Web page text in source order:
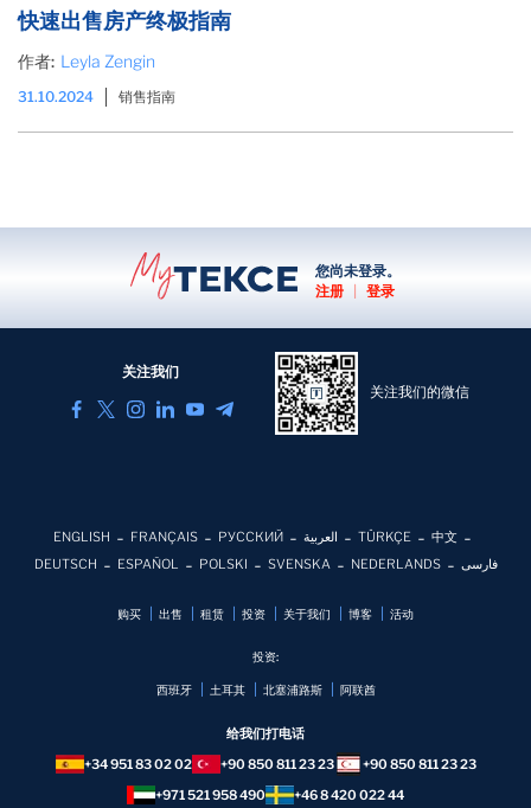
快速出售房产终极指南
作者: Leyla Zengin
31.10.2024 销售指南
您尚未登录。
注册
登录
关注我们
关注我们的微信
ENGLISH FRANÇAIS РУССКИЙ العربية TÜRKÇE
中文
DEUTSCH
ESPAÑOL POLSKI SVENSKA NEDERLANDS فارسی
购买 出售 租赁 投资 关于我们 博客 活动
投资:
西班牙 土耳其 北塞浦路斯 阿联酋
给我们打电话
+34 951 83 02 02
+90 850 811 23 23
+90 850 811 23 23
+971 521 958 490
+46 8 420 022 44